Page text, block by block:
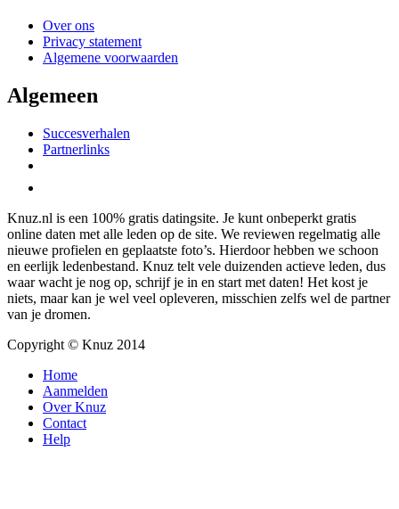
Over ons
Privacy statement
Algemene voorwaarden
Algemeen
Succesverhalen
Partnerlinks
Knuz.nl is een 100% gratis datingsite. Je kunt onbeperkt gratis
online daten met alle leden op de site. We reviewen regelmatig alle
nieuwe profielen en geplaatste foto’s. Hierdoor hebben we schoon
en eerlijk ledenbestand. Knuz telt vele duizenden actieve leden, dus
waar wacht je nog op, schrijf je in en start met daten! Het kost je
niets, maar kan je wel veel opleveren, misschien zelfs wel de partner
van je dromen.
Copyright © Knuz 2014
Home
Aanmelden
Over Knuz
Contact
Help